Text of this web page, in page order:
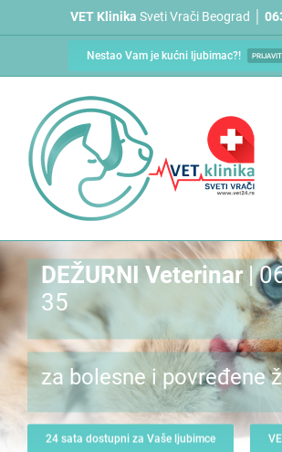
VET Klinika Sveti Vrači Beograd │
Nestao Vam je kućni ljubimac?!
DEŽURNI Veterinar|
35
za bolesne i povređene
24 sata dostupni za Vaše ljubimce